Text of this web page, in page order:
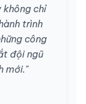
không chỉ
trình
công
đội ngũ
mới."